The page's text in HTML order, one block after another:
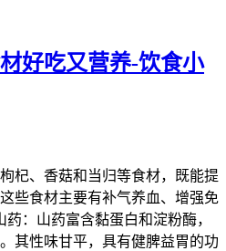
好吃又营养-饮食小
杞、香菇和当归等食材，既能提
些食材主要有补气养血、增强免
：山药富含黏蛋白和淀粉酶，
其性味甘平，具有健脾益胃的功